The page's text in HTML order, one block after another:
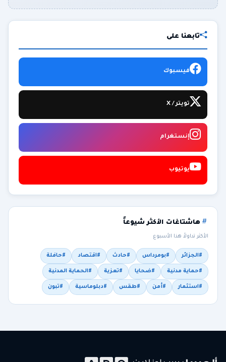
تابعنا على
فيسبوك
تويتر / X
إنستغرام
يوتيوب
هاشتاغات الأكثر شيوعاً
الأكثر تداولاً هذا الأسبوع
#الجزائر #بومرداس #حادث #اقتصاد #حافلة
#حماية مدنية #ضحايا #تعزية #الحماية المدنية
#استثمار #أمن #طقس #دبلوماسية #تبون